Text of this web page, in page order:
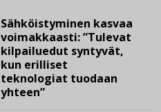
Sähköistyminen kasvaa
voimakkaasti: ”Tulevat
kilpailuedut syntyvät,
kun erilliset
teknologiat tuodaan
yhteen”